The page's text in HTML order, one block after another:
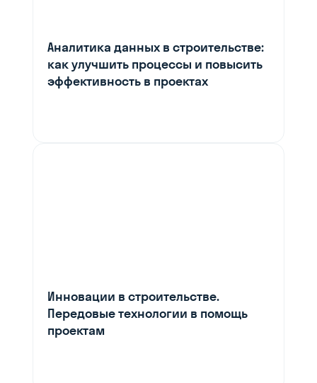
Аналитика данных в строительстве:
как улучшить процессы и повысить
эффективность в проектах
Инновации в строительстве.
Передовые технологии в помощь
проектам